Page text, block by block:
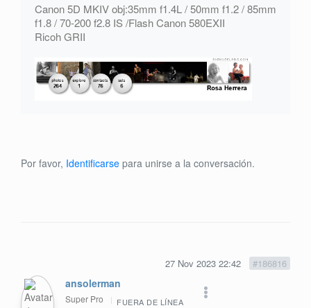
Canon 5D MKIV obj:35mm f1.4L / 50mm f1.2 / 85mm
f1.8 / 70-200 f2.8 IS /Flash Canon 580EXII
Ricoh GRII
Por favor, Identificarse para unirse a la conversación.
27 Nov 2023 22:42 #186816
ansolerman
Super Pro FUERA DE LÍNEA